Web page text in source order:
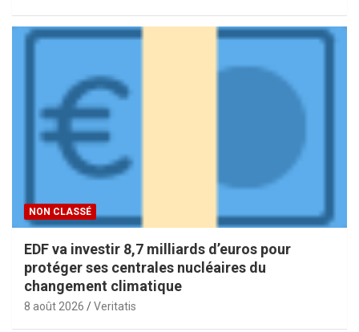
NON CLASSÉ
EDF va investir 8,7 milliards d’euros pour
protéger ses centrales nucléaires du
changement climatique
8 août 2026 Veritatis